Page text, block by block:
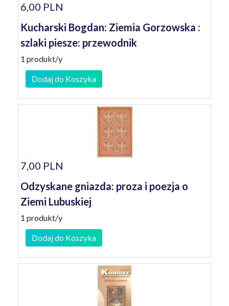
6,00 PLN
Kucharski Bogdan: Ziemia Gorzowska :
szlaki piesze: przewodnik
1 produkt/y
Dodaj do Koszyka
7,00 PLN
Odzyskane gniazda: proza i poezja o
Ziemi Lubuskiej
1 produkt/y
Dodaj do Koszyka